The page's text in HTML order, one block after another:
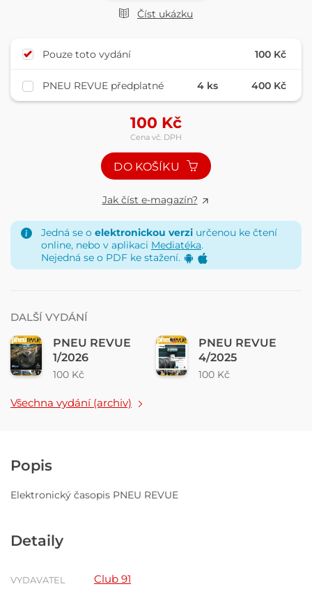
Číst ukázku
Pouze toto vydání 100 Kč
PNEU REVUE předplatné 4 ks 400 Kč
100 Kč
Cena vč. DPH
DO KOŠÍKU
Jak číst e-magazín?
Jedná se o elektronickou verzi určenou ke čtení
online, nebo v aplikaci Mediatéka.
Nejedná se o PDF ke stažení.
DALŠÍ VYDÁNÍ
PNEU REVUE
1/2026
100 Kč
PNEU REVUE
4/2025
100 Kč
Všechna vydání (archiv)
Popis
Elektronický časopis PNEU REVUE
Detaily
VYDAVATEL Club 91